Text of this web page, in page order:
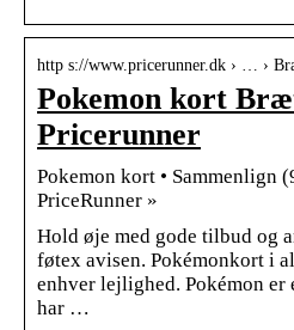
http s://www.pricerunner.dk › … ›
Pokemon kort
Pricerunner
Pokemon kort • Sammenlign
PriceRunner »
Hold øje med gode tilbud og
føtex avisen. Pokémonkort i
enhver lejlighed. Pokémon er
har …